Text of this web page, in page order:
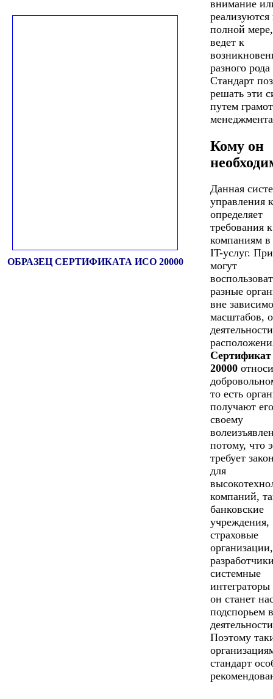
ОБРАЗЕЦ СЕРТИФИКАТА ИСО 20000
внимание
реализуются
полной
ведет к
разного
Стандарт
решать эти
путем
Кому он
Данная
управления
определяет
требования к
компаниям в
IT-услуг.
могут
разные
вне
масштабов,
20000
то есть
получают
своему
потому, что
требует
для
компаний,
банковские
учреждения,
страховые
организации,
системные
он станет
подспорьем в
Поэтому
стандарт